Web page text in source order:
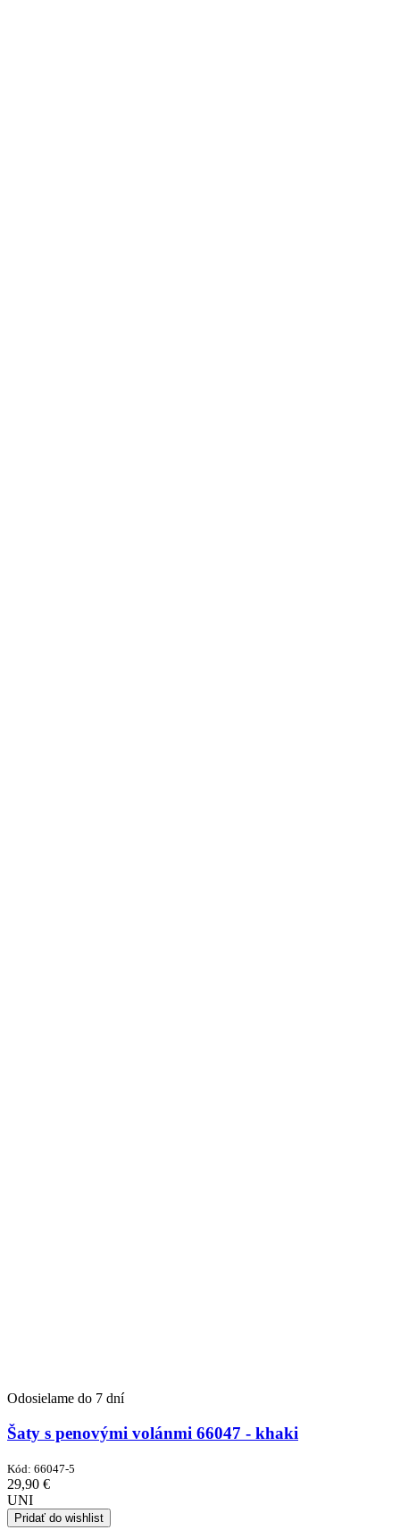
Odosielame do 7 dní
Šaty s penovými volánmi 66047 - khaki
Kód: 66047-5
29,90 €
UNI
Pridať do wishlist